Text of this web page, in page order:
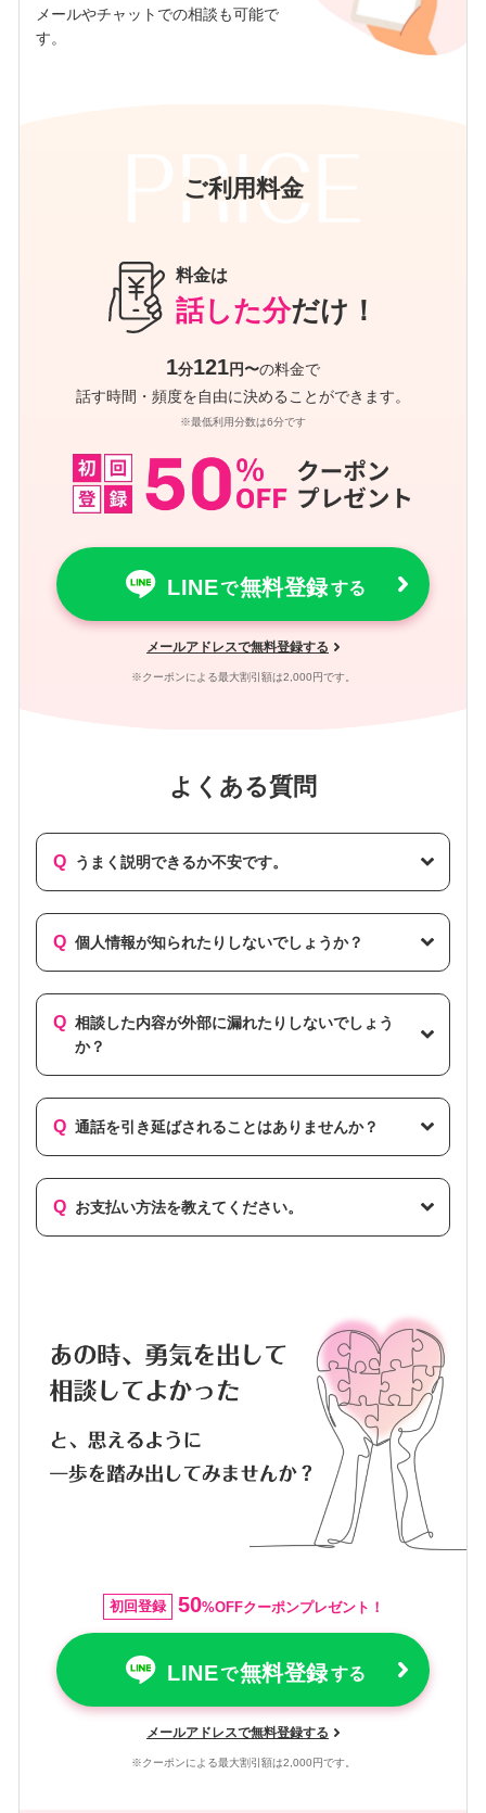
メールやチャットでの相談も可能で
す。
ご利用料金
料金は
話した分だけ！
1分121円〜の料金で
話す時間・頻度を自由に決めることができます。
※最低利用分数は6分です
LINEで無料登録する
メールアドレスで無料登録する
※クーポンによる最大割引額は2,000円です。
よくある質問
Q うまく説明できるか不安です。
Q 個人情報が知られたりしないでしょうか？
Q 相談した内容が外部に漏れたりしないでしょう
か？
Q 通話を引き延ばされることはありませんか？
Q お支払い方法を教えてください。
初回登録 50%OFFクーポンプレゼント！
LINEで無料登録する
メールアドレスで無料登録する
※クーポンによる最大割引額は2,000円です。